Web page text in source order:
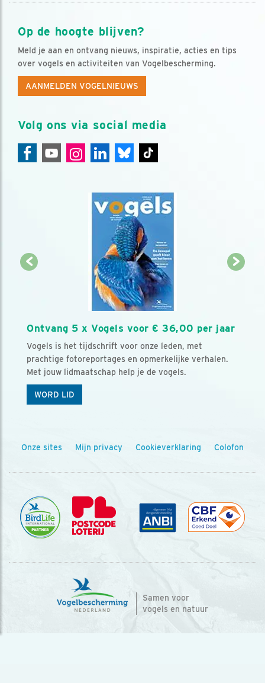
Op de hoogte blijven?
Meld je aan en ontvang nieuws, inspiratie, acties en tips
over vogels en activiteiten van Vogelbescherming.
AANMELDEN VOGELNIEUWS
Volg ons via social media
Ontvang 5 x Vogels voor € 36,00 per jaar
Vogels is het tijdschrift voor onze leden, met
prachtige fotoreportages en opmerkelijke verhalen.
Met jouw lidmaatschap help je de vogels.
WORD LID
Onze sites Mijn privacy Cookieverklaring Colofon
Samen voor
vogels en natuur